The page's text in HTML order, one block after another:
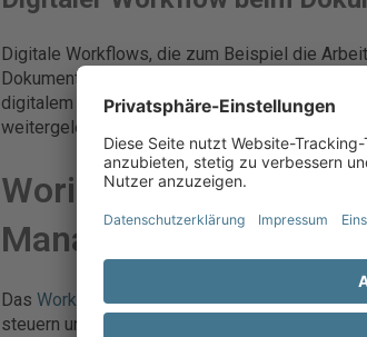
Digitale Workflows, die zum Beispiel die
Dokumentenmanagement-System (DMS)
digitalem Wege erreichen, automatisch
weitergeleitet werden.
Worin bestehen die
Management?
Das Workflow-Management hat mehrere
steuern und überwachen Workflow-